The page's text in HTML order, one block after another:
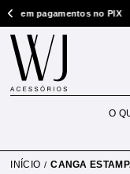
pagamentos no PIX
INÍCIO CANGA